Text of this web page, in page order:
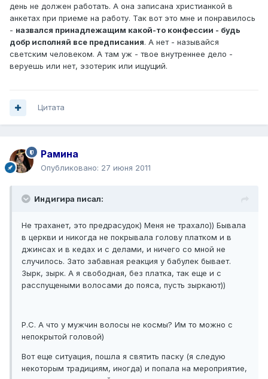
день не должен работать. А она записана христианкой в
анкетах при приеме на работу. Так вот это мне и понравилось
- назвался принадлежащим какой-то конфессии - будь
добр исполняй все предписания. А нет - называйся
светским человеком. А там уж - твое внутреннее дело -
веруешь или нет, эзотерик или ищущий.
Цитата
Рамина
Опубликовано: 27 июня 2011
Индигира писал:
Не траханет, это предрасудок) Меня не трахало)) Бывала
в церкви и никогда не покрывала голову платком и в
джинсах и в кедах и с делами, и ничего со мной не
случилось. Зато забавная реакция у бабулек бывает.
Зырк, зырк. А я свободная, без платка, так еще и с
расспущеными волосами до пояса, пусть зыркают))
Р.С. А что у мужчин волосы не космы? Им то можно с
непокрытой головой)
Вот еще ситуация, пошла я святить паску (я следую
некоторым традициям, иногда) и попала на мероприятие,